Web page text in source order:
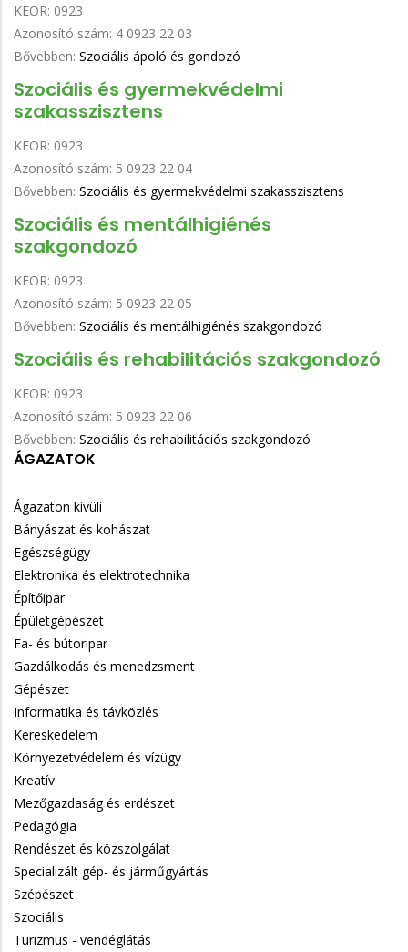
KEOR: 0923
Azonosító szám: 4 0923 22 03
Bővebben: Szociális ápoló és gondozó
Szociális és gyermekvédelmi
szakasszisztens
KEOR: 0923
Azonosító szám: 5 0923 22 04
Bővebben: Szociális és gyermekvédelmi szakasszisztens
Szociális és mentálhigiénés
szakgondozó
KEOR: 0923
Azonosító szám: 5 0923 22 05
Bővebben: Szociális és mentálhigiénés szakgondozó
Szociális és rehabilitációs szakgondozó
KEOR: 0923
Azonosító szám: 5 0923 22 06
Bővebben: Szociális és rehabilitációs szakgondozó
ÁGAZATOK
Ágazaton kívüli
Bányászat és kohászat
Egészségügy
Elektronika és elektrotechnika
Építőipar
Épületgépészet
Fa- és bútoripar
Gazdálkodás és menedzsment
Gépészet
Informatika és távközlés
Kereskedelem
Környezetvédelem és vízügy
Kreatív
Mezőgazdaság és erdészet
Pedagógia
Rendészet és közszolgálat
Specializált gép- és járműgyártás
Szépészet
Szociális
Turizmus - vendéglátás